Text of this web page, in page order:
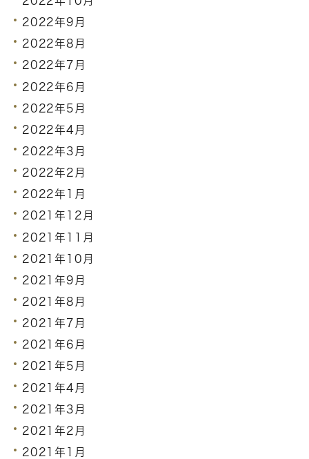
2022年9月
2022年8月
2022年7月
2022年6月
2022年5月
2022年4月
2022年3月
2022年2月
2022年1月
2021年12月
2021年11月
2021年10月
2021年9月
2021年8月
2021年7月
2021年6月
2021年5月
2021年4月
2021年3月
2021年2月
2021年1月